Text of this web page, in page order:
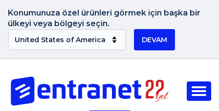
Konumunuza özel ürünleri görmek için başka bir
ülkeyi veya bölgeyi seçin.
DEVAM